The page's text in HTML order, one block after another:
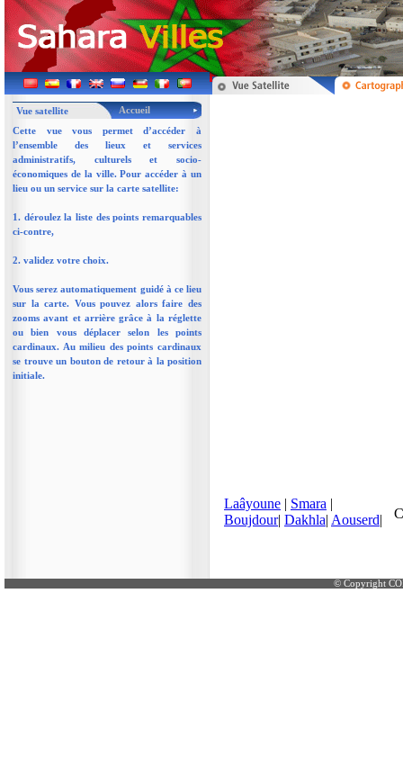
Vue satellite
Accueil
Cette vue vous permet d’accéder à
l’ensemble des lieux et services
administratifs, culturels et socio-
économiques de la ville. Pour accéder à un
lieu ou un service sur la carte satellite:
1. déroulez la liste des points remarquables
ci-contre,
2. validez votre choix.
Vous serez automatiquement guidé à ce lieu
sur la carte. Vous pouvez alors faire des
zooms avant et arrière grâce à la réglette
ou bien vous déplacer selon les points
cardinaux. Au milieu des points cardinaux
se trouve un bouton de retour à la position
initiale.
© Copyright